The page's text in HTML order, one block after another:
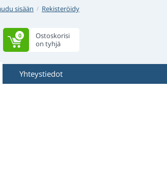
sisään
Rekisteröidy
Ostoskorisi
on tyhjä
0
Yhteystiedot